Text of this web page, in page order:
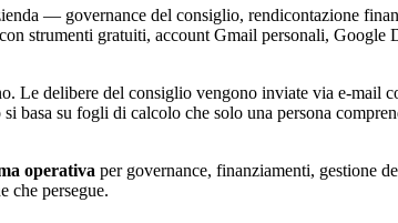
— governance del consiglio, rendicontazione
strumenti gratuiti, account Gmail personali,
Le delibere del consiglio vengono inviate via e-mail
basa su fogli di calcolo che solo una persona
operativa per governance, finanziamenti, gestione
che persegue.